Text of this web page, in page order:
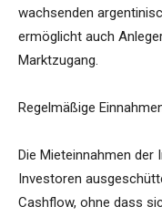
wachsenden
ermöglicht auch
Marktzugang.
Regelmäßige
Die Mieteinnahmen der
Investoren
Cashflow, ohne dass